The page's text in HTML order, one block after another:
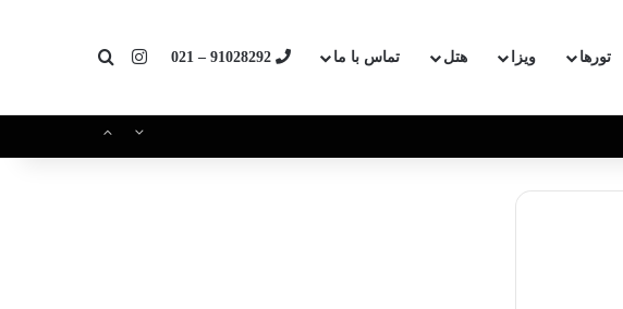
تورها ویزا هتل تماس با ما 91028292 – 021 اینستاگرامجستجو برای